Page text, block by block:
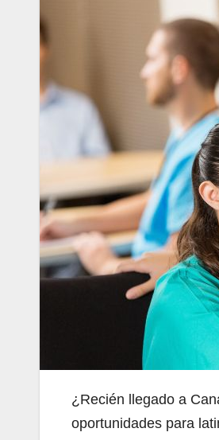
¿Recién llegado a
oportunidades para